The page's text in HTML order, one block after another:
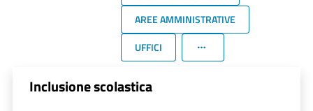
AREE AMMINISTRATIVE
UFFICI
Inclusione scolastica